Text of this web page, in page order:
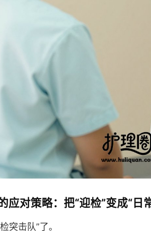
应对策略：把“迎检”变成“日
突击队”了。